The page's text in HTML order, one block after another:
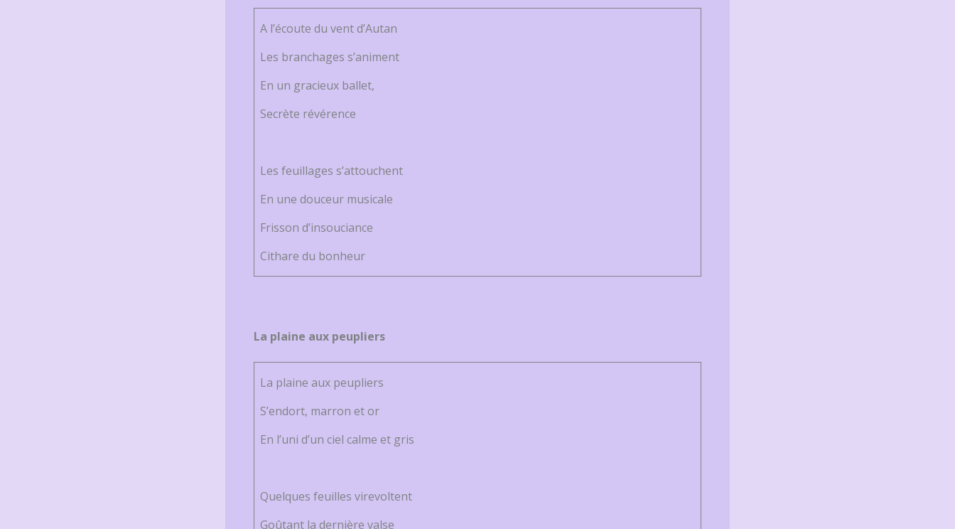
A l’écoute du vent d’Autan
Les branchages s’animent
En un gracieux ballet,
Secrète révérence
Les feuillages s’attouchent
En une douceur musicale
Frisson d’insouciance
Cithare du bonheur
La plaine aux peupliers
La plaine aux peupliers
S’endort, marron et or
En l’uni d’un ciel calme et gris
Quelques feuilles virevoltent
Goûtant la dernière valse